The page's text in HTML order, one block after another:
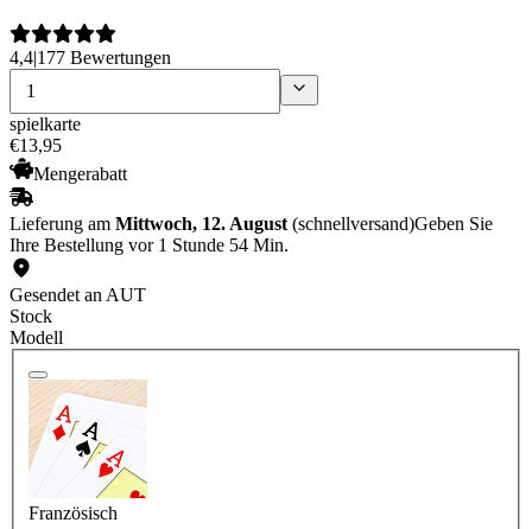
4,4|177 Bewertungen
spielkarte
€13,95
Mengerabatt
Lieferung am Mittwoch, 12. August (schnellversand)Geben Sie
Ihre Bestellung vor 1 Stunde 54 Min.
Gesendet an AUT
Stock
Modell
Französisch